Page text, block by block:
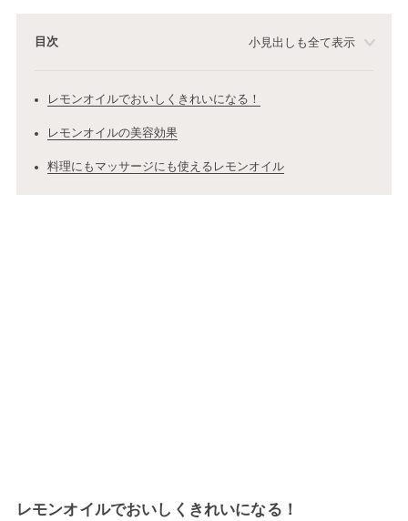
目次 小見出しも全て表示
レモンオイルでおいしくきれいになる！
レモンオイルの美容効果
料理にもマッサージにも使えるレモンオイル
レモンオイルでおいしくきれいになる！